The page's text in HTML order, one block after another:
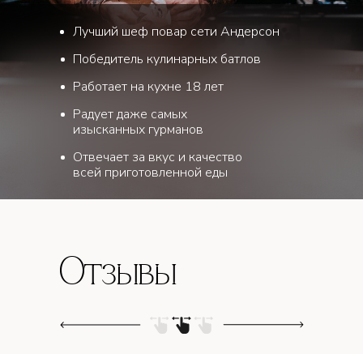
Лучший шеф повар сети Андерсон
Победитель кулинарных батлов
Работает на кухне 18 лет
Радует даже самых
изысканных гурманов
Отвечает за вкус и качество
всей приготовленной еды
Отзывы